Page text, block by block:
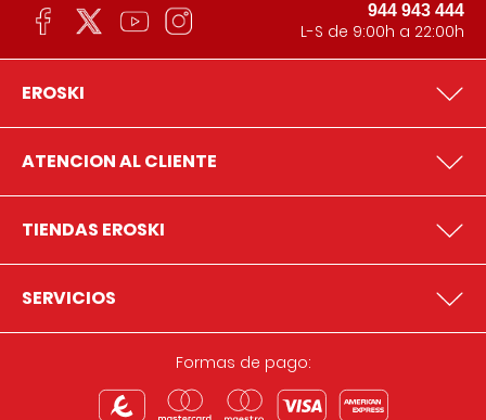
944 943 444
L-S de 9:00h a 22:00h
EROSKI
ATENCION AL CLIENTE
TIENDAS EROSKI
SERVICIOS
Formas de pago: